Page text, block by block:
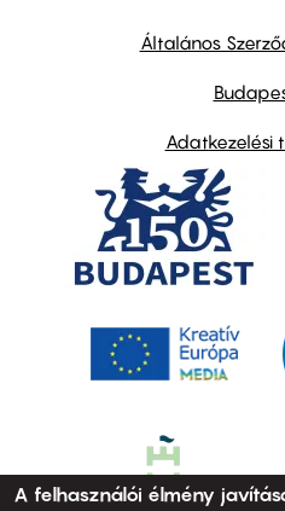
Általános
Adatkezelési
A felhasználói élmény